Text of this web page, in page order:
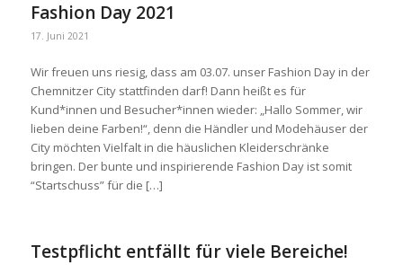
Fashion Day 2021
17. Juni 2021
Wir freuen uns riesig, dass am 03.07. unser Fashion Day in der
Chemnitzer City stattfinden darf! Dann heißt es für
Kund*innen und Besucher*innen wieder: „Hallo Sommer, wir
lieben deine Farben!“, denn die Händler und Modehäuser der
City möchten Vielfalt in die häuslichen Kleiderschränke
bringen. Der bunte und inspirierende Fashion Day ist somit
“Startschuss” für die […]
Testpflicht entfällt für viele Bereiche!